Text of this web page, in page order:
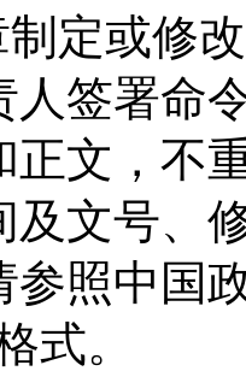
定或修
人签署命
正文，不
及文号、
参照中国
式。